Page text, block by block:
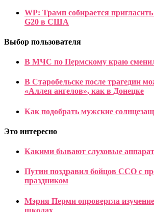
WP: Трамп собирается
G20 в США
Выбор пользователя
В МЧС по Пермскому краю
В Старобельске после трагедии
«Аллея ангелов», как в Донецке
Как подобрать мужские
Это интересно
Какими бывают слуховые
Путин поздравил бойцов ССО с
праздником
Мэрия Перми опровергла
школах